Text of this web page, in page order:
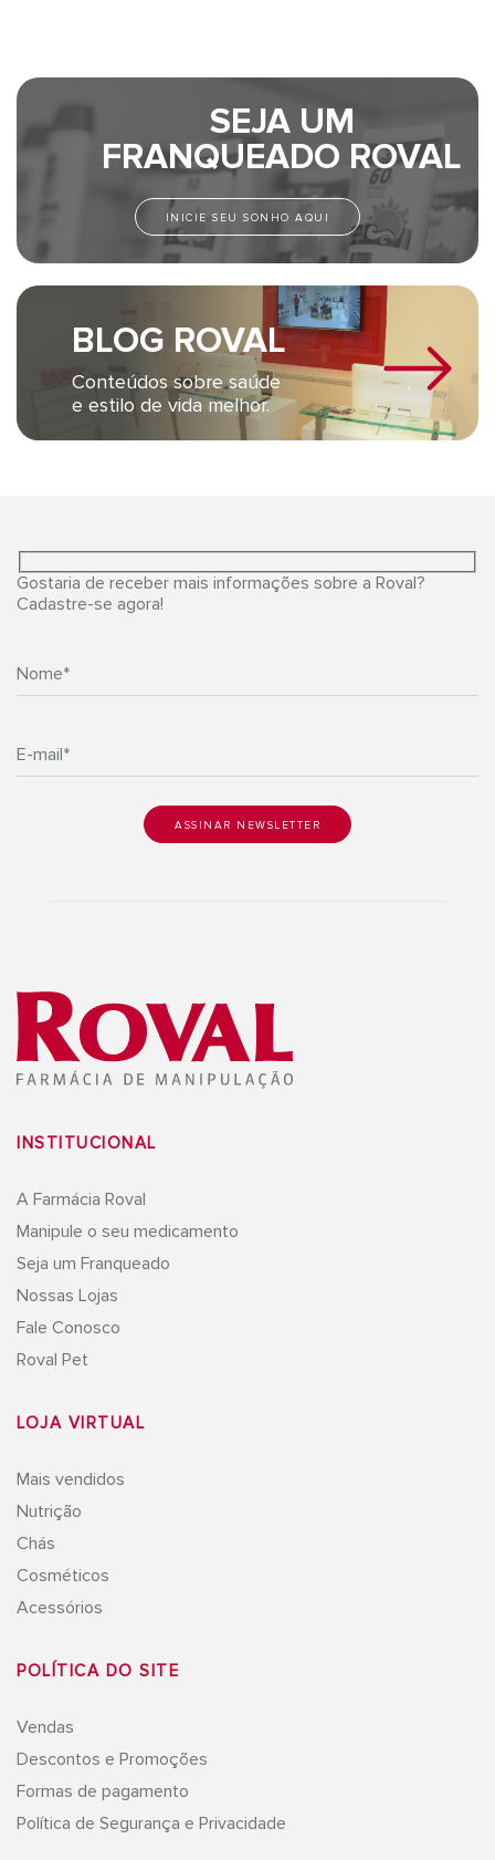
SEJA UM
FRANQUEADO ROVAL
INICIE SEU SONHO AQUI
BLOG ROVAL
Conteúdos sobre saúde
e estilo de vida melhor.
Gostaria de receber mais informações sobre a Roval?
Cadastre-se agora!
INSTITUCIONAL
A Farmácia Roval
Manipule o seu medicamento
Seja um Franqueado
Nossas Lojas
Fale Conosco
Roval Pet
LOJA VIRTUAL
Mais vendidos
Nutrição
Chás
Cosméticos
Acessórios
POLÍTICA DO SITE
Vendas
Descontos e Promoções
Formas de pagamento
Política de Segurança e Privacidade